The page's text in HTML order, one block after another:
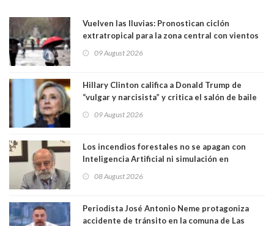
Vuelven las lluvias: Pronostican ciclón
extratropical para la zona central con vientos
09 August 2026
Hillary Clinton califica a Donald Trump de
“vulgar y narcisista” y critica el salón de baile
casa. Y la está destruyendo”
09 August 2026
Los incendios forestales no se apagan con
Inteligencia Artificial ni simulación en
Magister en Asentamientos Humanos PUC
08 August 2026
Periodista José Antonio Neme protagoniza
accidente de tránsito en la comuna de Las